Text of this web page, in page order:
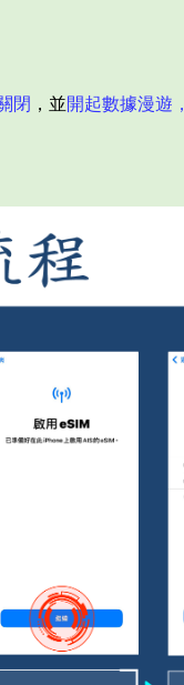
閉 ，並開起數據漫遊，